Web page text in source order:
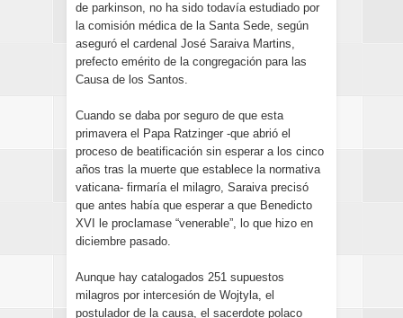
de parkinson, no ha sido todavía estudiado por
la comisión médica de la Santa Sede, según
aseguró el cardenal José Saraiva Martins,
prefecto emérito de la congregación para las
Causa de los Santos.
Cuando se daba por seguro de que esta
primavera el Papa Ratzinger -que abrió el
proceso de beatificación sin esperar a los cinco
años tras la muerte que establece la normativa
vaticana- firmaría el milagro, Saraiva precisó
que antes había que esperar a que Benedicto
XVI le proclamase “venerable”, lo que hizo en
diciembre pasado.
Aunque hay catalogados 251 supuestos
milagros por intercesión de Wojtyla, el
postulador de la causa, el sacerdote polaco